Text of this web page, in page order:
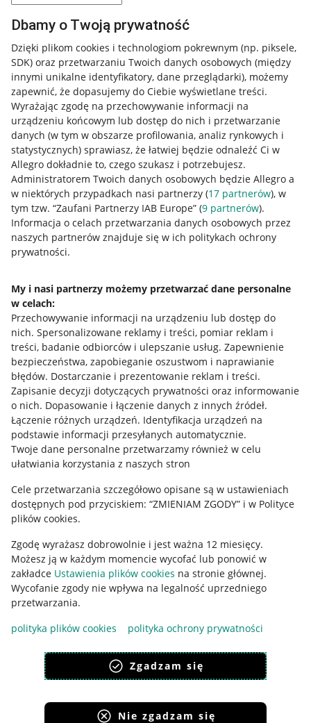
Dbamy o Twoją prywatność
Dzięki plikom cookies i technologiom pokrewnym (np. piksele,
SDK) oraz przetwarzaniu Twoich danych osobowych (między
innymi unikalne identyfikatory, dane przeglądarki), możemy
zapewnić, że dopasujemy do Ciebie wyświetlane treści.
Wyrażając zgodę na przechowywanie informacji na
urządzeniu końcowym lub dostęp do nich i przetwarzanie
danych (w tym w obszarze profilowania, analiz rynkowych i
statystycznych) sprawiasz, że łatwiej będzie odnaleźć Ci w
Allegro dokładnie to, czego szukasz i potrzebujesz.
Administratorem Twoich danych osobowych będzie Allegro a
w niektórych przypadkach nasi partnerzy (17 partnerów), w
tym tzw. “Zaufani Partnerzy IAB Europe” (9 partnerów).
Informacja o celach przetwarzania danych osobowych przez
naszych partnerów znajduje się w ich politykach ochrony
prywatności.
My i nasi partnerzy możemy przetwarzać dane personalne
w celach:
Przechowywanie informacji na urządzeniu lub dostęp do
nich. Spersonalizowane reklamy i treści, pomiar reklam i
treści, badanie odbiorców i ulepszanie usług. Zapewnienie
bezpieczeństwa, zapobieganie oszustwom i naprawianie
błędów. Dostarczanie i prezentowanie reklam i treści.
Zapisanie decyzji dotyczących prywatności oraz informowanie
o nich. Dopasowanie i łączenie danych z innych źródeł.
Łączenie różnych urządzeń. Identyfikacja urządzeń na
podstawie informacji przesyłanych automatycznie.
Twoje dane personalne przetwarzamy również w celu
ułatwiania korzystania z naszych stron
Cele przetwarzania szczegółowo opisane są w ustawieniach
dostępnych pod przyciskiem: “ZMIENIAM ZGODY” i w Polityce
plików cookies.
Zgodę wyrażasz dobrowolnie i jest ważna 12 miesięcy.
Możesz ją w każdym momencie wycofać lub ponowić w
zakładce Ustawienia plików cookies na stronie głównej.
Wycofanie zgody nie wpływa na legalność uprzedniego
przetwarzania.
polityka plików cookies
polityka ochrony prywatności
Zgadzam się
Nie zgadzam się
Przydatne informacje
Napisz do nas
Allegro Gadane dla sprzedających
Allegro Gadane dla kupujących
Mapa miejscowości
Informacje prawne
Regulamin
Polityka plików "cookies"
Ustawienia plików "cookies"
Informacje dla Aktu o Usługach Cyfrowych
Pobierz aplikację
Korzystanie z serwisu oznacza akceptacjęregulaminu.